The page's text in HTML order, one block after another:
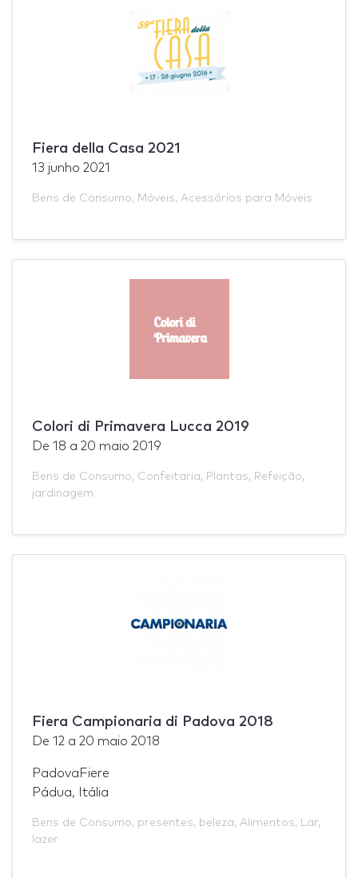
Fiera della Casa 2021
13 junho 2021
Bens de Consumo, Móveis, Acessórios para Móveis
Colori di Primavera Lucca 2019
De 18 a 20 maio 2019
Bens de Consumo, Confeitaria, Plantas, Refeição,
jardinagem
Fiera Campionaria di Padova 2018
De 12 a 20 maio 2018
PadovaFiere
Pádua, Itália
Bens de Consumo, presentes, beleza, Alimentos, Lar,
lazer